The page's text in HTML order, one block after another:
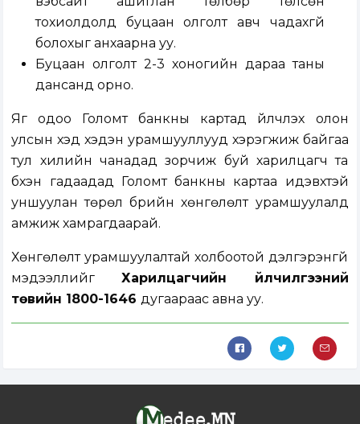
тохиолдолд буцаан олголт авч чадахгүй
болохыг анхаарна уу.
Буцаан олголт 2-3 хоногийн дараа таны
дансанд орно.
Яг одоо Голомт банкны картад үйлчлэх олон
улсын хэд хэдэн урамшууллууд хэрэгжиж байгаа
тул хилийн чанадад зорчиж буй харилцагч та
бүхэн гадаадад Голомт банкны картаа идэвхтэй
уншуулан төрөл бүрийн хөнгөлөлт урамшуулалд
амжиж хамрагдаарай.
Хөнгөлөлт урамшуулалтай холбоотой дэлгэрэнгүй
мэдээллийгХарилцагчийн үйлчилгээний
төвийн 1800-1646 дугаараас авна уу.